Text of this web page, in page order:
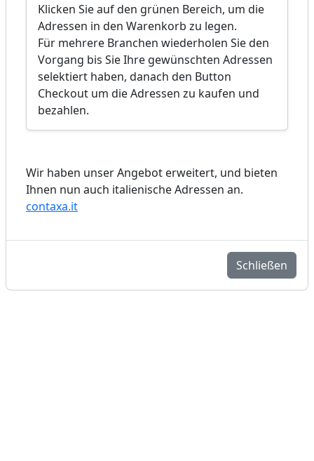
Klicken Sie auf den grünen Bereich, um die
Adressen in den Warenkorb zu legen.
Für mehrere Branchen wiederholen Sie den
Vorgang bis Sie Ihre gewünschten Adressen
selektiert haben, danach den Button
Checkout um die Adressen zu kaufen und
bezahlen.
Wir haben unser Angebot erweitert, und bieten
Ihnen nun auch italienische Adressen an.
contaxa.it
Schließen